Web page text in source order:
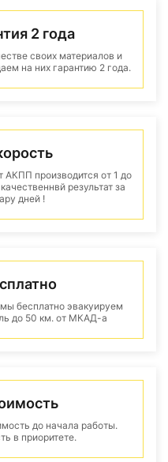
2 года
своих материалов и
на них гарантию 2 года.
АКПП производится от 1 до
результат за
дней !
бесплатно эвакуируем
до 50 км. от МКАД-а
до начала работы.
в приоритете.